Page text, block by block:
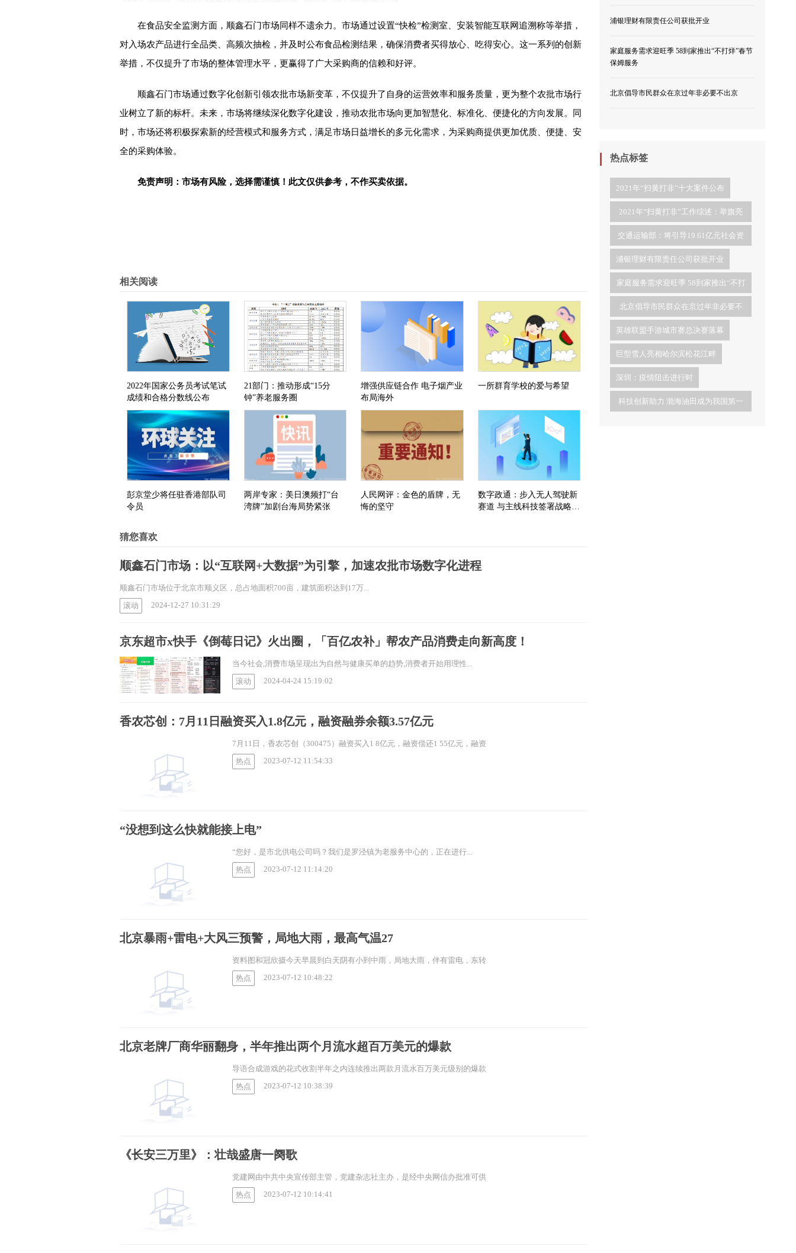
在食品安全监测方面，顺鑫石门市场同样不遗余力。市场通过设置“快检”检测室、安装智能互联网追溯称等举措，
对入场农产品进行全品类、高频次抽检，并及时公布食品检测结果，确保消费者买得放心、吃得安心。这一系列的创新
举措，不仅提升了市场的整体管理水平，更赢得了广大采购商的信赖和好评。
顺鑫石门市场通过数字化创新引领农批市场新变革，不仅提升了自身的运营效率和服务质量，更为整个农批市场行
业树立了新的标杆。未来，市场将继续深化数字化建设，推动农批市场向更加智慧化、标准化、便捷化的方向发展。同
时，市场还将积极探索新的经营模式和服务方式，满足市场日益增长的多元化需求，为采购商提供更加优质、便捷、安
全的采购体验。
免责声明：市场有风险，选择需谨慎！此文仅供参考，不作买卖依据。
相关阅读
2022年国家公务员考试笔试
成绩和合格分数线公布
21部门：推动形成“15分
钟”养老服务圈
增强供应链合作 电子烟产业
布局海外
一所群育学校的爱与希望
彭京堂少将任驻香港部队司
令员
两岸专家：美日澳频打“台
湾牌”加剧台海局势紧张
人民网评：金色的盾牌，无
悔的坚守
数字政通：步入无人驾驶新
赛道 与主线科技签署战略合
猜您喜欢
顺鑫石门市场：以“互联网+大数据”为引擎，加速农批市场数字化进程
顺鑫石门市场位于北京市顺义区，总占地面积700亩，建筑面积达到17万...
2024-12-27 10:31:29
滚动
京东超市x快手《倒莓日记》火出圈，「百亿农补」帮农产品消费走向新高度！
当今社会,消费市场呈现出为自然与健康买单的趋势,消费者开始用理性...
2024-04-24 15:19:02
滚动
香农芯创：7月11日融资买入1.8亿元，融资融券余额3.57亿元
7月11日，香农芯创（300475）融资买入1 8亿元，融资偿还1 55亿元，融资
2023-07-12 11:54:33
热点
“没想到这么快就能接上电”
“您好，是市北供电公司吗？我们是罗泾镇为老服务中心的，正在进行...
2023-07-12 11:14:20
热点
北京暴雨+雷电+大风三预警，局地大雨，最高气温27
资料图和冠欣摄今天早晨到白天阴有小到中雨，局地大雨，伴有雷电，东转
2023-07-12 10:48:22
热点
北京老牌厂商华丽翻身，半年推出两个月流水超百万美元的爆款
导语合成游戏的花式收割半年之内连续推出两款月流水百万美元级别的爆款
2023-07-12 10:38:39
热点
《长安三万里》：壮哉盛唐一阕歌
党建网由中共中央宣传部主管，党建杂志社主办，是经中央网信办批准可供
2023-07-12 10:14:41
热点
浦银理财有限责任公司获批开业
家庭服务需求迎旺季 58到家推出“不打烊”春节
保姆服务
北京倡导市民群众在京过年非必要不出京
热点标签
2021年“扫黄打非”十大案件公布
2021年“扫黄打非”工作综述：举旗亮
剑 激浊扬清
交通运输部：将引导19.61亿元社会资
金投入交通运输科技研发
浦银理财有限责任公司获批开业
家庭服务需求迎旺季 58到家推出“不打
烊”春节保姆服务
北京倡导市民群众在京过年非必要不
出京
英雄联盟手游城市赛总决赛落幕
巨型雪人亮相哈尔滨松花江畔
深圳：疫情阻击进行时
科技创新助力 渤海油田成为我国第一